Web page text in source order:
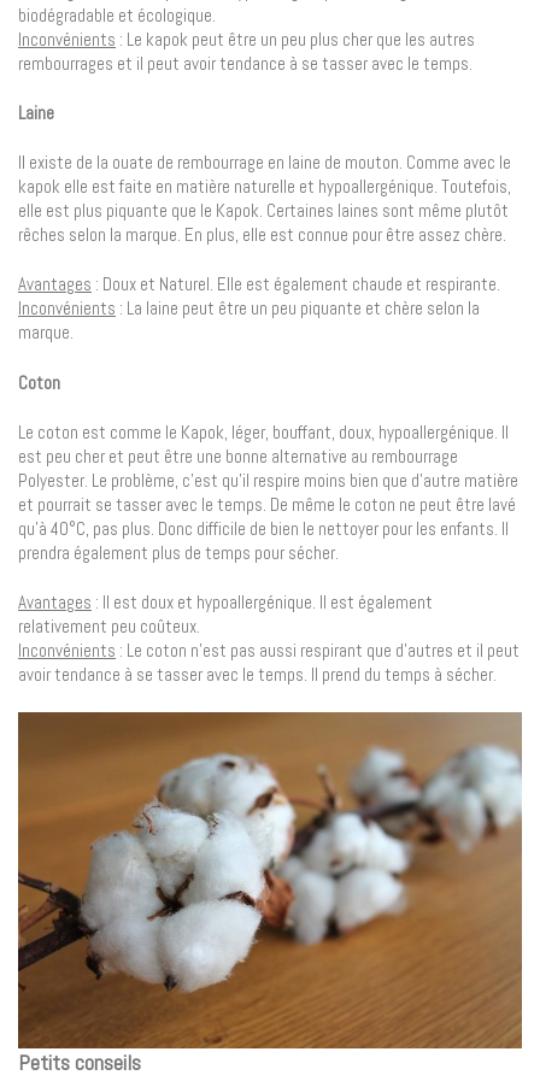
biodégradable et écologique.
Inconvénients : Le kapok peut être un peu plus cher que les autres
rembourrages et il peut avoir tendance à se tasser avec le temps.
Laine
Il existe de la ouate de rembourrage en laine de mouton. Comme avec le
kapok elle est faite en matière naturelle et hypoallergénique. Toutefois,
elle est plus piquante que le Kapok. Certaines laines sont même plutôt
rêches selon la marque. En plus, elle est connue pour être assez chère.
Avantages : Doux et Naturel. Elle est également chaude et respirante.
Inconvénients : La laine peut être un peu piquante et chère selon la
marque.
Coton
Le coton est comme le Kapok, léger, bouffant, doux, hypoallergénique. Il
est peu cher et peut être une bonne alternative au rembourrage
Polyester. Le problème, c’est qu’il respire moins bien que d’autre matière
et pourrait se tasser avec le temps. De même le coton ne peut être lavé
qu’à 40°C, pas plus. Donc difficile de bien le nettoyer pour les enfants. Il
prendra également plus de temps pour sécher.
Avantages : Il est doux et hypoallergénique. Il est également
relativement peu coûteux.
Inconvénients : Le coton n’est pas aussi respirant que d’autres et il peut
avoir tendance à se tasser avec le temps. Il prend du temps à sécher.
Petits conseils